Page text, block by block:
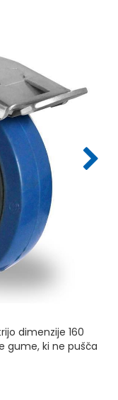
dimenzije 160
gume, ki ne pušča